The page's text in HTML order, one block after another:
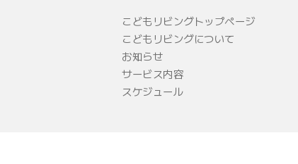
こどもリビングトップページ
こどもリビングについて
お知らせ
サービス内容
スケジュール